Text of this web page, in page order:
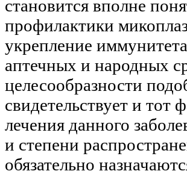
становится вполне
профилактики
укрепление
аптечных и народных
целесообразности
свидетельствует и тот
лечения данного
и степени
обязательно